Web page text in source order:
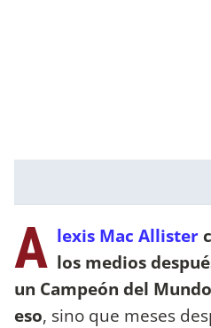
A lexis Mac Allister
los medios
un Campeón del
eso, sino que meses